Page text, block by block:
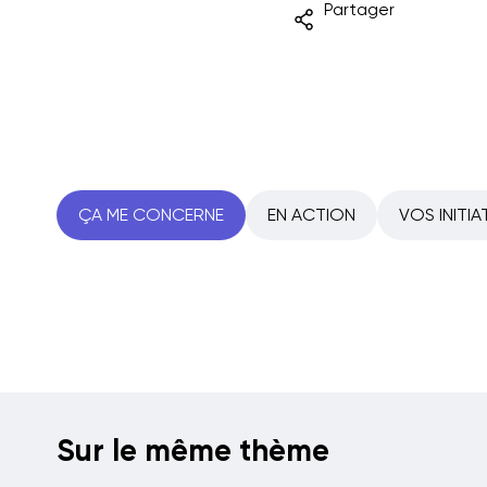
Partager
ÇA ME CONCERNE EN ACTION VOS
Sur le même thème